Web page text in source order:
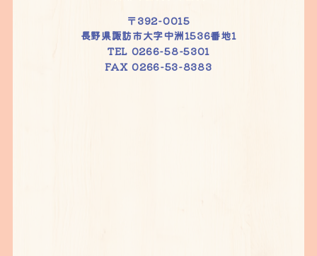
〒392-0015
長野県諏訪市大字中洲1536番地1
TEL 0266-58-5301
FAX 0266-53-8383